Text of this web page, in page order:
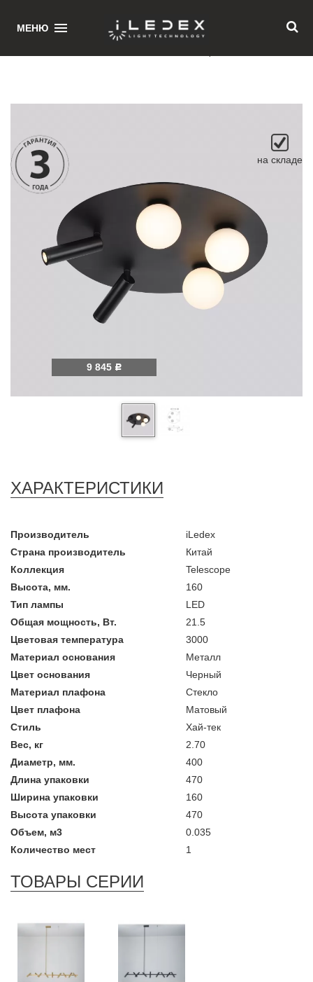
МЕНЮ
на складе
9 845 Р
ХАРАКТЕРИСТИКИ
Производитель
iLedex
Страна производитель
Китай
Коллекция
Telescope
Высота, мм.
160
Тип лампы
LED
Общая мощность, Вт.
21.5
Цветовая температура
3000
Материал основания
Металл
Цвет основания
Черный
Материал плафона
Стекло
Цвет плафона
Матовый
Стиль
Хай-тек
Вес, кг
2.70
Диаметр, мм.
400
Длина упаковки
470
Ширина упаковки
160
Высота упаковки
470
Объем, м3
0.035
Количество мест
1
ТОВАРЫ СЕРИИ